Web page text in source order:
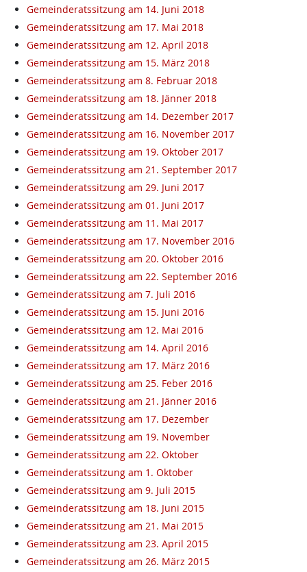
Gemeinderatssitzung am 14. Juni 2018
Gemeinderatssitzung am 17. Mai 2018
Gemeinderatssitzung am 12. April 2018
Gemeinderatssitzung am 15. März 2018
Gemeinderatssitzung am 8. Februar 2018
Gemeinderatssitzung am 18. Jänner 2018
Gemeinderatssitzung am 14. Dezember 2017
Gemeinderatssitzung am 16. November 2017
Gemeinderatssitzung am 19. Oktober 2017
Gemeinderatssitzung am 21. September 2017
Gemeinderatssitzung am 29. Juni 2017
Gemeinderatssitzung am 01. Juni 2017
Gemeinderatssitzung am 11. Mai 2017
Gemeinderatssitzung am 17. November 2016
Gemeinderatssitzung am 20. Oktober 2016
Gemeinderatssitzung am 22. September 2016
Gemeinderatssitzung am 7. Juli 2016
Gemeinderatssitzung am 15. Juni 2016
Gemeinderatssitzung am 12. Mai 2016
Gemeinderatssitzung am 14. April 2016
Gemeinderatssitzung am 17. März 2016
Gemeinderatssitzung am 25. Feber 2016
Gemeinderatssitzung am 21. Jänner 2016
Gemeinderatssitzung am 17. Dezember
Gemeinderatssitzung am 19. November
Gemeinderatssitzung am 22. Oktober
Gemeinderatssitzung am 1. Oktober
Gemeinderatssitzung am 9. Juli 2015
Gemeinderatssitzung am 18. Juni 2015
Gemeinderatssitzung am 21. Mai 2015
Gemeinderatssitzung am 23. April 2015
Gemeinderatssitzung am 26. März 2015